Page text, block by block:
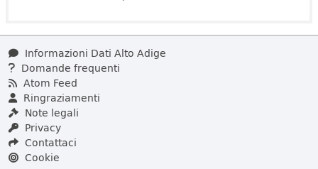
Informazioni Dati Alto Adige
Domande frequenti
Atom Feed
Ringraziamenti
Note legali
Privacy
Contattaci
Cookie